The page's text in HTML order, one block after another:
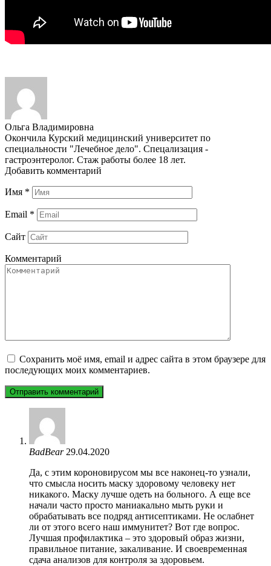
Ольга Владимировна
Окончила Курский медицинский университет по
специальности "Лечебное дело". Спецализация -
гастроэнтеролог. Стаж работы более 18 лет.
Добавить комментарий
Имя *
Email *
Сайт
Комментарий
Сохранить моё имя, email и адрес сайта в этом браузере для
последующих моих комментариев.
BadBear 29.04.2020
Да, с этим короновирусом мы все наконец-то узнали,
что смысла носить маску здоровому человеку нет
никакого. Маску лучше одеть на больного. А еще все
начали часто просто маниакально мыть руки и
обрабатывать все подряд антисептиками. Не ослабнет
ли от этого всего наш иммунитет? Вот где вопрос.
Лучшая профилактика – это здоровый образ жизни,
правильное питание, закаливание. И своевременная
сдача анализов для контроля за здоровьем.